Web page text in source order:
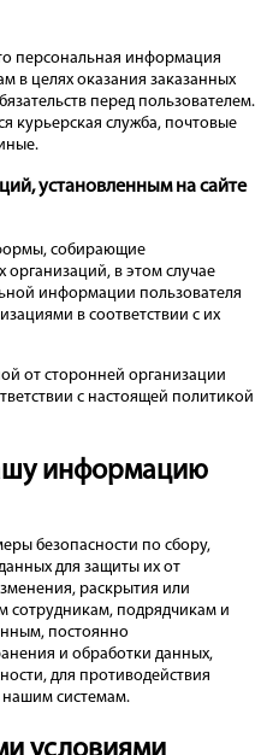
персональная информация
в целях оказания заказанных
перед пользователем.
курьерская служба, почтовые
установленным на сайте
собирающие
в этом случае
информации пользователя
в соответствии с их
от сторонней организации
с настоящей политикой
информацию
безопасности по сбору,
для защиты их от
раскрытия или
сотрудникам, подрядчикам и
постоянно
и обработки данных,
для противодействия
системам.